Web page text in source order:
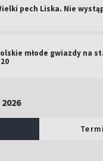
pech Liska. Nie
młode gwiazdy na